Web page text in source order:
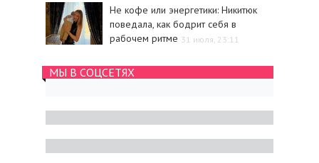
Не кофе или энергетики: Никитюк
поведала, как бодрит себя в
рабочем ритме 31 июля, 23:11
МЫ В СОЦСЕТЯХ